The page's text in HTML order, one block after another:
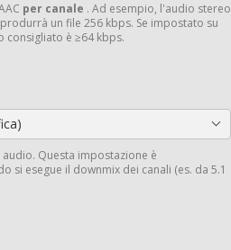
per canale . Ad esempio, l'audio stereo
un file 256 kbps. Se impostato su
consigliato è ≥64 kbps.
Questa impostazione è
si esegue il downmix dei canali (es. da 5.1